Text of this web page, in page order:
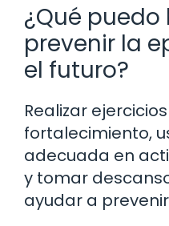
¿Qué
prevenir la
el futuro?
Realizar
fortalecimiento,
adecuada en
y tomar
ayudar a